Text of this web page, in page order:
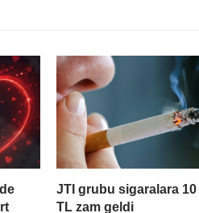
JTI grubu sigaralara 10
TL zam geldi